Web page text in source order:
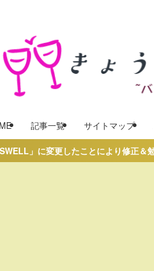
記事一覧 サイトマップ
に変更したことにより修正＆勉強中